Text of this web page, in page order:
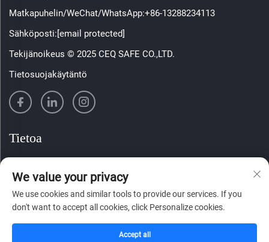
Matkapuhelin/WeChat/WhatsApp:+86-13288234113
Sähköposti: [email protected]
Tekijänoikeus © 2025 CEQ SAFE CO.,LTD.
Tietosuojakäytäntö
Tietoa
Lähetä
We value your privacy
We use cookies and similar tools to provide our services. If you
don't want to accept all cookies, click Personalize cookies.
Accept all